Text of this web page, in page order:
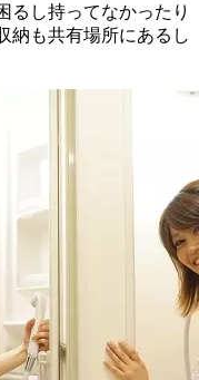
るし持ってなかったり
納も共有場所にあるし